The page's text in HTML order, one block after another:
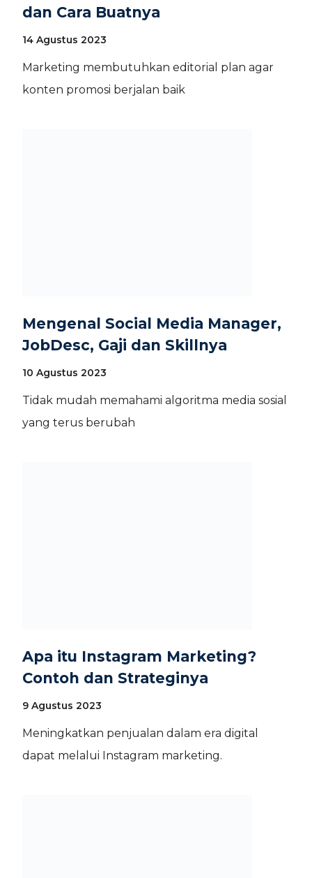
dan Cara Buatnya
14 Agustus 2023
Marketing membutuhkan editorial plan agar
konten promosi berjalan baik
Mengenal Social Media Manager,
JobDesc, Gaji dan Skillnya
10 Agustus 2023
Tidak mudah memahami algoritma media sosial
yang terus berubah
Apa itu Instagram Marketing?
Contoh dan Strateginya
9 Agustus 2023
Meningkatkan penjualan dalam era digital
dapat melalui Instagram marketing.